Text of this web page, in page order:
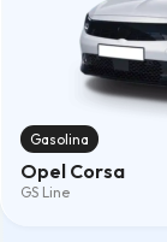
Gasolina
Opel Corsa
GS Line